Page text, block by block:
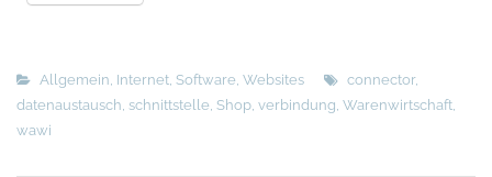
Allgemein, Internet, Software, Websites connector,
datenaustausch, schnittstelle, Shop, verbindung, Warenwirtschaft,
wawi